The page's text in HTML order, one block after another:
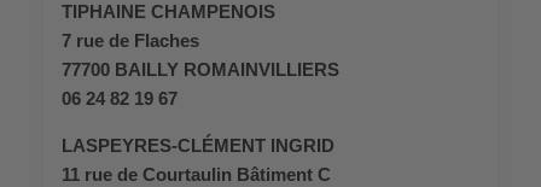
TIPHAINE CHAMPENOIS
7 rue de Flaches
77700 BAILLY ROMAINVILLIERS
06 24 82 19 67
LASPEYRES-CLÉMENT INGRID
11 rue de Courtaulin Bâtiment C